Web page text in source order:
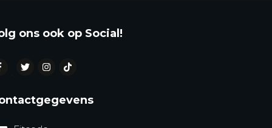
ons ook op Social!